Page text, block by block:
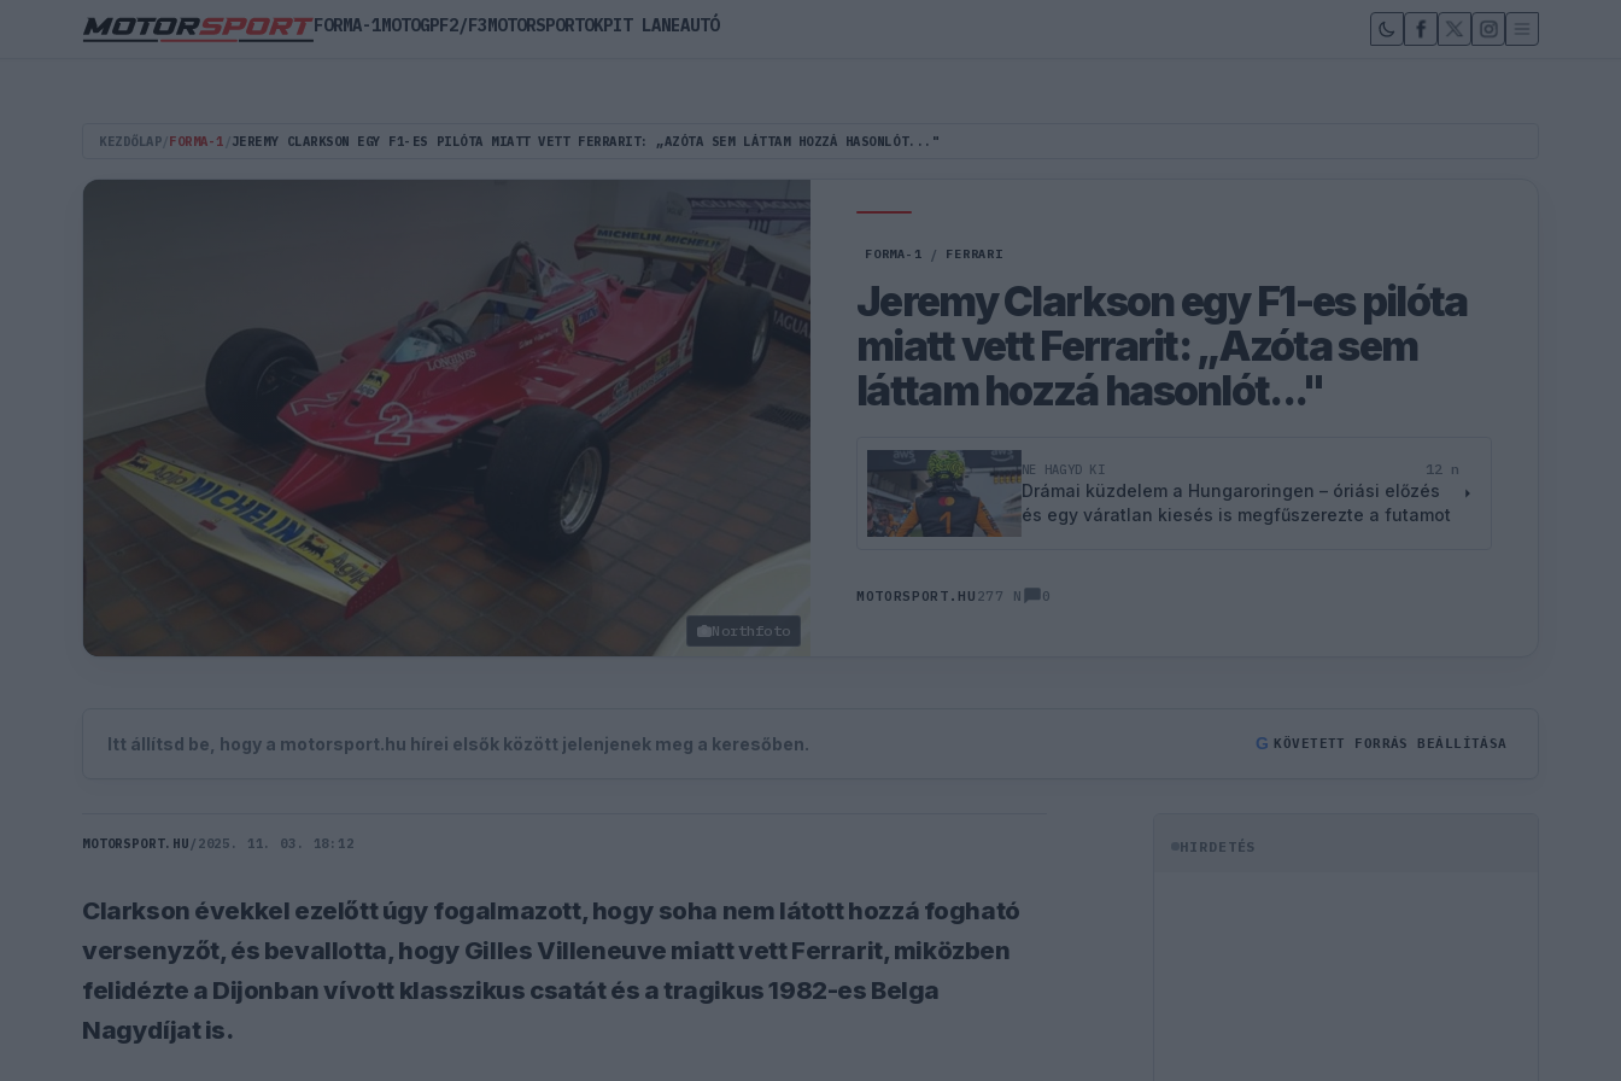
KEZDŐLAP FORMA-1 JEREMY CLARKSON EGY F1-ES PILÓTA MIATT VETT FERRARIT: „AZÓTA SEM LÁTTAM HOZZÁ HASONLÓT..."
Northfoto
FORMA-1 / FERRARI
Jeremy Clarkson egy F1-es pilóta
miatt vett Ferrarit: „Azóta sem
láttam hozzá hasonlót..."
NE HAGYD KI 12 n
Drámai küzdelem a Hungaroringen – óriási előzés
és egy váratlan kiesés is megfűszerezte a futamot
MOTORSPORT.HU 277 N 0
Itt állítsd be, hogy a motorsport.hu hírei elsők között jelenjenek meg a keresőben. G KÖVETETT FORRÁS BEÁLLÍTÁSA
MOTORSPORT.HU / 2025. 11. 03. 18:12
Clarkson évekkel ezelőtt úgy fogalmazott, hogy soha nem látott hozzá fogható
versenyzőt, és bevallotta, hogy Gilles Villeneuve miatt vett Ferrarit, miközben
felidézte a Dijonban vívott klasszikus csatát és a tragikus 1982-es Belga
Nagydíjat is.
HIRDETÉS
FORMA-1MOTOGPF2/F3MOTORSPORTOKPIT LANEAUTÓ